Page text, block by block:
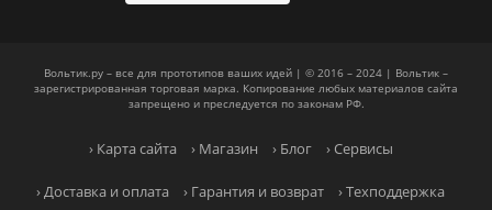
Вольтик.ру – все для прототипов ваших идей | © 2016 – 2024 | Вольтик –
зарегистрированная торговая марка. Копирование любых материалов сайта
запрещено и преследуется по законам РФ.
› Карта сайта › Магазин › Блог › Сервисы
› Доставка и оплата › Гарантия и возврат › Техподдержка